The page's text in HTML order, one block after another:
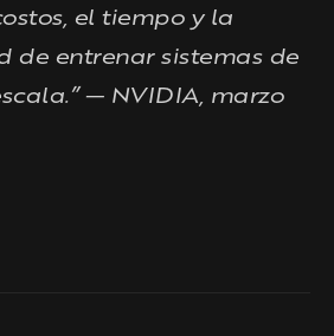
el tiempo y la
de entrenar sistemas de
— NVIDIA, marzo